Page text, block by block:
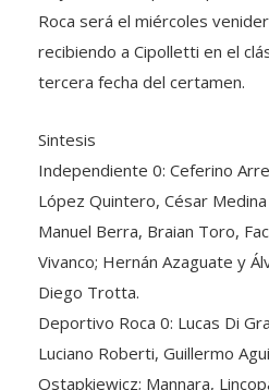
Roca será el miércoles
recibiendo a Cipolletti en el
tercera fecha del certamen.
Sintesis
Independiente 0: Ceferino
López Quintero, César Medina
Manuel Berra, Braian Toro,
Vivanco; Hernán Azaguate y
Diego Trotta.
Deportivo Roca 0: Lucas Di
Luciano Roberti, Guillermo
Ostapkiewicz; Mannara,